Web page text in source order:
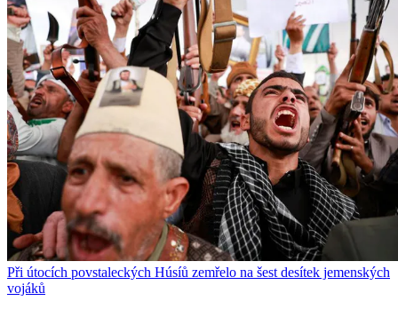
Při útocích povstaleckých Húsíů zemřelo na šest desítek jemenských
vojáků